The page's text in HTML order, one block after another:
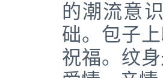
的潮流意
础。包子
祝福。纹